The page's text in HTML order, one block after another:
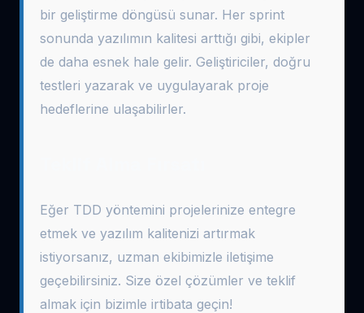
bir geliştirme döngüsü sunar. Her sprint
sonunda yazılımın kalitesi arttığı gibi, ekipler
de daha esnek hale gelir. Geliştiriciler, doğru
testleri yazarak ve uygulayarak proje
hedeflerine ulaşabilirler.
Eğer TDD yöntemini projelerinize entegre
etmek ve yazılım kalitenizi artırmak
istiyorsanız, uzman ekibimizle iletişime
geçebilirsiniz. Size özel çözümler ve teklif
almak için bizimle irtibata geçin!